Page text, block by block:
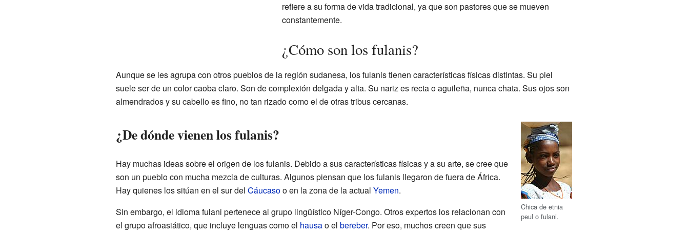
refiere a su forma de vida tradicional, ya que son pastores que se mueven
constantemente.
¿Cómo son los fulanis?
Aunque se les agrupa con otros pueblos de la región sudanesa, los fulanis tienen características físicas distintas. Su piel
suele ser de un color caoba claro. Son de complexión delgada y alta. Su nariz es recta o aguileña, nunca chata. Sus ojos son
almendrados y su cabello es fino, no tan rizado como el de otras tribus cercanas.
Chica de etnia
peul o fulani.
¿De dónde vienen los fulanis?
Hay muchas ideas sobre el origen de los fulanis. Debido a sus características físicas y a su arte, se cree que
son un pueblo con mucha mezcla de culturas. Algunos piensan que los fulanis llegaron de fuera de África.
Hay quienes los sitúan en el sur del Cáucasoo en la zona de la actual Yemen.
Sin embargo, el idioma fulani pertenece al grupo lingüístico Níger-Congo. Otros expertos los relacionan con
el grupo afroasiático, que incluye lenguas como el hausao el bereber. Por eso, muchos creen que sus